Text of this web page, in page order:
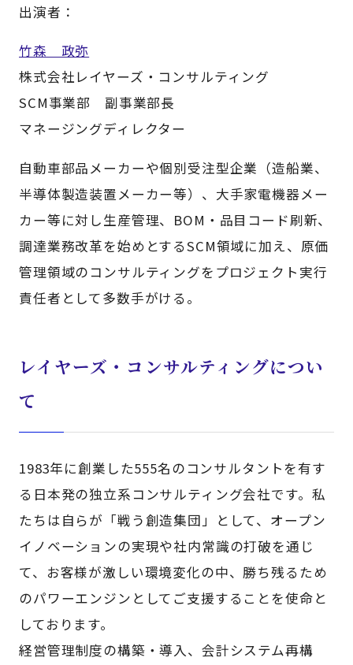
出演者：
竹森 政弥
株式会社レイヤーズ・コンサルティング
SCM事業部 副事業部長
マネージングディレクター
自動車部品メーカーや個別受注型企業（造船業、
半導体製造装置メーカー等）、大手家電機器メー
カー等に対し生産管理、BOM・品目コード刷新、
調達業務改革を始めとするSCM領域に加え、原価
管理領域のコンサルティングをプロジェクト実行
責任者として多数手がける。
レイヤーズ・コンサルティングについ
て
1983年に創業した555名のコンサルタントを有す
る日本発の独立系コンサルティング会社です。私
たちは自らが「戦う創造集団」として、オープン
イノベーションの実現や社内常識の打破を通じ
て、お客様が激しい環境変化の中、勝ち残るため
のパワーエンジンとしてご支援することを使命と
しております。
経営管理制度の構築・導入、会計システム再構